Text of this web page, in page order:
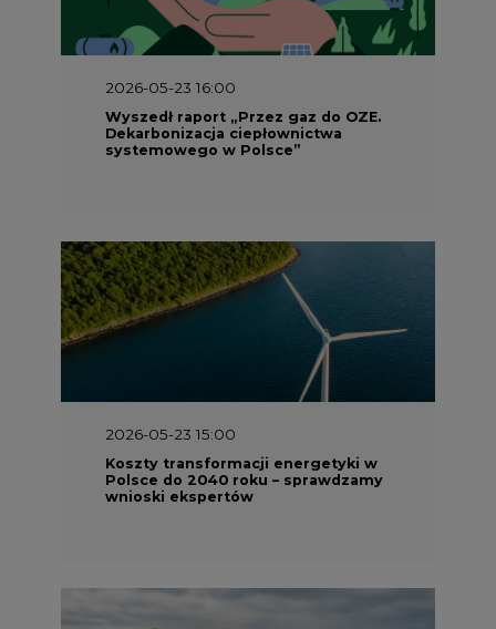
2026-05-23 16:00
Wyszedł raport „Przez gaz do OZE.
Dekarbonizacja ciepłownictwa
systemowego w Polsce”
2026-05-23 15:00
Koszty transformacji energetyki w
Polsce do 2040 roku – sprawdzamy
wnioski ekspertów